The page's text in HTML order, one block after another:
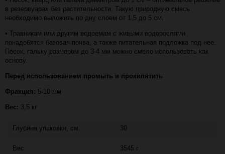
в резервуарах без растительности. Такую природную смесь
необходимо выложить по дну слоем от 1,5 до 5 см.
• Травникам или другим водоемам с живыми водорослями
понадобятся базовая почва, а также питательная подложка под нее.
Песок, гальку размером до 3-4 мм можно смело использовать как
основу.
Перед использованием промыть и прокипятить
Фракция: 5-10 мм
Вес: 3,5 кг
Глубина упаковки, см. 30
Вес 3545 г